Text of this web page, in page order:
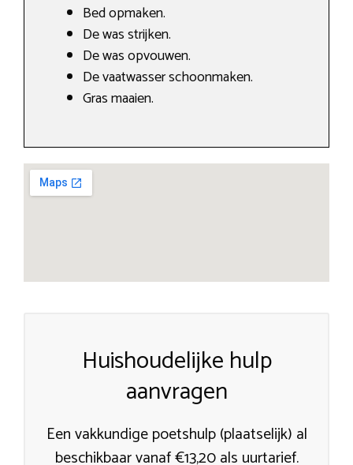
Bed opmaken.
De was strijken.
De was opvouwen.
De vaatwasser schoonmaken.
Gras maaien.
Huishoudelijke hulp
aanvragen
Een vakkundige poetshulp (plaatselijk) al
beschikbaar vanaf €13,20 als uurtarief.